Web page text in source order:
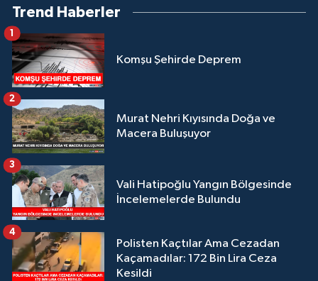
Trend Haberler
Komşu Şehirde Deprem
1
Murat Nehri Kıyısında Doğa ve
Macera Buluşuyor
2
Vali Hatipoğlu Yangın Bölgesinde
İncelemelerde Bulundu
3
Polisten Kaçtılar Ama Cezadan
Kaçamadılar: 172 Bin Lira Ceza
Kesildi
4